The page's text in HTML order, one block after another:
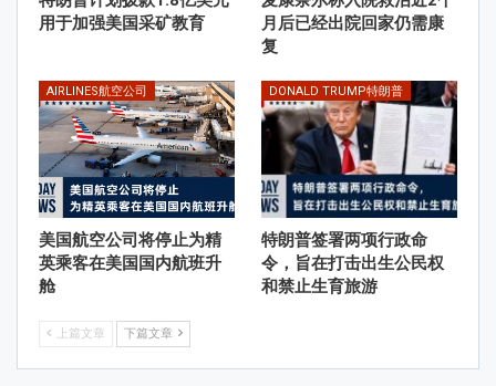
用于加强美国采矿教育
月后已经出院回家仍需康
复
AIRLINES航空公司
美国航空公司将停止为精
英乘客在美国国内航班升
舱
DONALD TRUMP特朗普
特朗普签署两项行政命
令，旨在打击出生公民权
和禁止生育旅游
上篇文章 下篇文章